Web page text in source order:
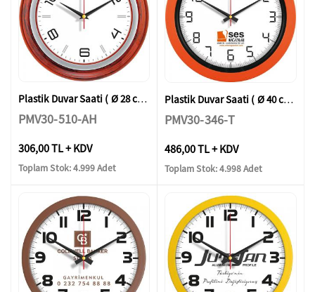
Plastik Duvar Saati ( Ø 28 cm )
PMV30-510-AH
306,00 TL + KDV
Toplam Stok: 4.999 Adet
Plastik Duvar Saati ( Ø 40 cm )
PMV30-346-T
486,00 TL + KDV
Toplam Stok: 4.998 Adet